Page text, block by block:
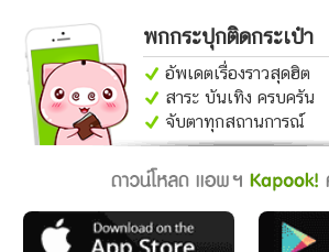
พกกระปุกติดกระเป๋า
อัพเดตเรื่องราวสุดฮิต
สาระ บันเทิง ครบครัน
จับตาทุกสถานการณ์